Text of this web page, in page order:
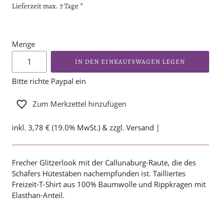
Lieferzeit max. 7 Tage *
Menge
IN DEN EINKAUFSWAGEN LEGEN
Bitte richte Paypal ein
Zum Merkzettel hinzufügen
inkl. 3,78 € (19.0% MwSt.) & zzgl. Versand |
Frecher Glitzerlook mit der Callunaburg-Raute, die des
Schäfers Hütestäben nachempfunden ist. Tailliertes
Freizeit-T-Shirt aus 100% Baumwolle und Rippkragen mit
Elasthan-Anteil.